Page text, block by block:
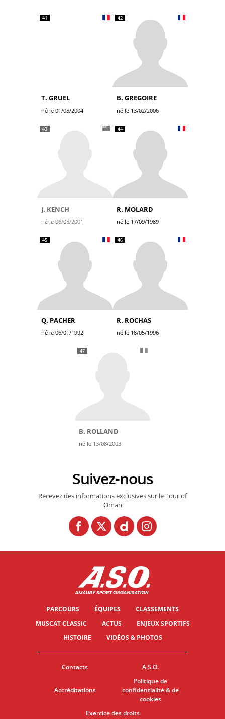
41
T. GRUEL
né le 01/05/2004
42
B. GREGOIRE
né le 13/02/2006
43
J. KENCH
né le 06/05/2001
44
R. MOLARD
né le 17/09/1989
45
Q. PACHER
né le 06/01/1992
46
R. ROCHAS
né le 18/05/1996
47
B. ROLLAND
né le 13/08/2003
Suivez-nous
Recevez des informations exclusives sur le Tour of
Oman
PARCOURS ÉQUIPES
CLASSEMENTS
MUSCAT CLASSIC
ACTUS
ENJEUX SPORTIFS
HISTOIRE
VIDÉOS & PHOTOS
Contacts A.S.O.
Accréditations
Politique de
confidentialité & de
cookies
Exercice des droits